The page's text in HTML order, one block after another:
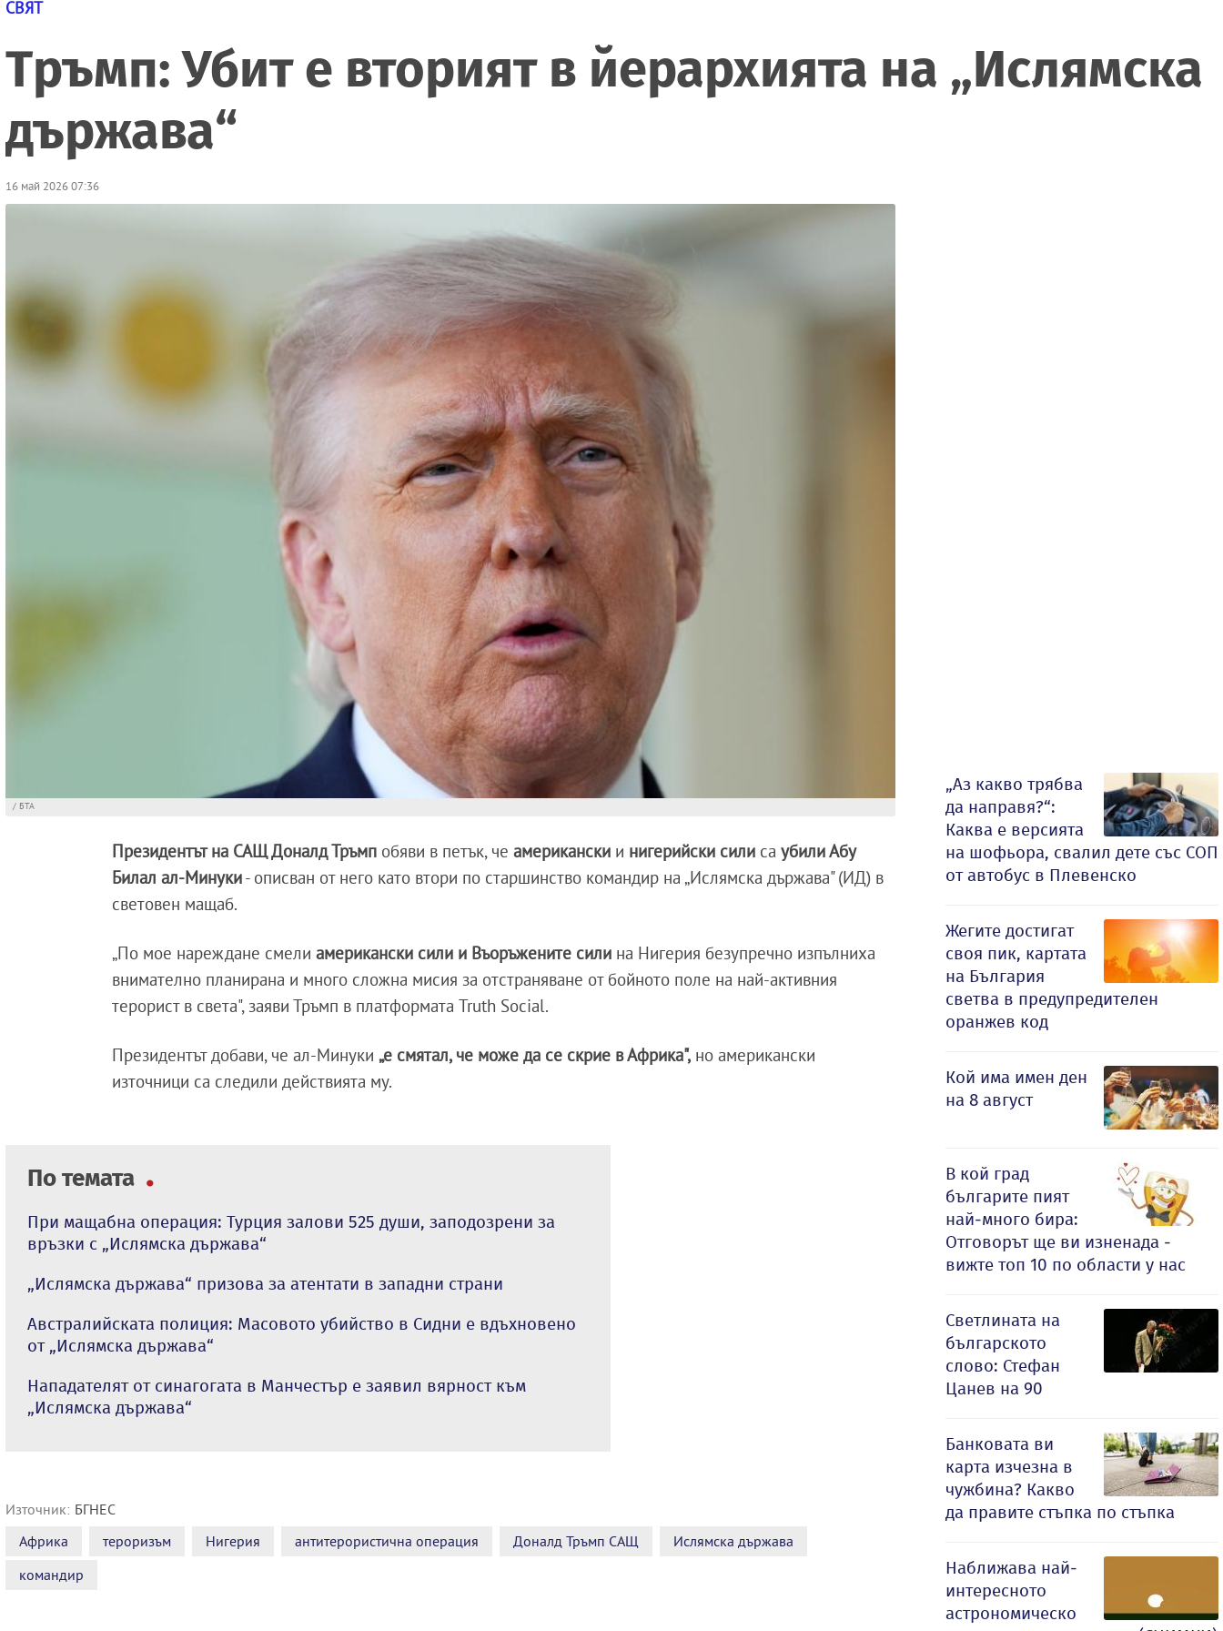
СВЯТ
Тръмп: Убит е вторият в йерархията на „Ислямска
държава“
16 май 2026 07:36
/ БТА
Президентът на САЩ Доналд Тръмп обяви в петък, чеамерикански и нигерийски сили саубили Абу
Билал ал-Минуки- описван от него като втори по старшинство командир на „Ислямска държава" (ИД) в
световен мащаб.
„По мое нареждане смелиамерикански сили и Въоръжените сили на Нигерия безупречно изпълниха
внимателно планирана и много сложна мисия за отстраняване от бойното поле на най-активния
терорист в света", заяви Тръмп в платформата Truth Social.
Президентът добави, че ал-Минуки„е смятал, че може да се скрие в Африка", но американски
източници са следили действията му.
По темата
При мащабна операция: Турция залови 525 души, заподозрени за
връзки с „Ислямска държава“
„Ислямска държава“ призова за атентати в западни страни
Австралийската полиция: Масовото убийство в Сидни е вдъхновено
от „Ислямска държава“
Нападателят от синагогата в Манчестър е заявил вярност към
„Ислямска държава“
Източник: БГНЕС
Африка
тероризъм Нигерия антитерористична операция Доналд Тръмп САЩ
Ислямска държава
командир
„Аз какво трябва
да направя?“:
Каква е версията
на шофьора, свалил дете със СОП
от автобус в Плевенско
Жегите достигат
своя пик, картата
на България
светва в предупредителен
оранжев код
Кой има имен ден
на 8 август
В кой град
българите пият
най-много бира:
Отговорът ще ви изненада -
вижте топ 10 по области у нас
Светлината на
българското
слово: Стефан
Цанев на 90
Банковата ви
карта изчезна в
чужбина? Какво
да правите стъпка по стъпка
Наближава най-
интересното
астрономическо